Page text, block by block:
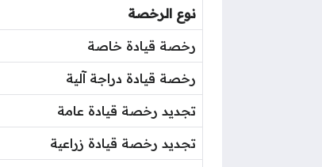
نوع الرخصة
رخصة قيادة خاصة
رخصة قيادة دراجة آلية
تجديد رخصة قيادة عامة
تجديد رخصة قيادة زراعية